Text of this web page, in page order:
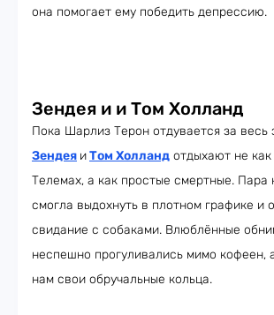
она помогает ему победить депрессию.
Зендея и и Том Холланд
Пока Шарлиз Терон отдувается за весь
Зендея иТом Холланд отдыхают не
Телемах, а как простые смертные. Пара
смогла выдохнуть в плотном графике и
свидание с собаками. Влюблённые
неспешно прогуливались мимо кофеен,
нам свои обручальные кольца.